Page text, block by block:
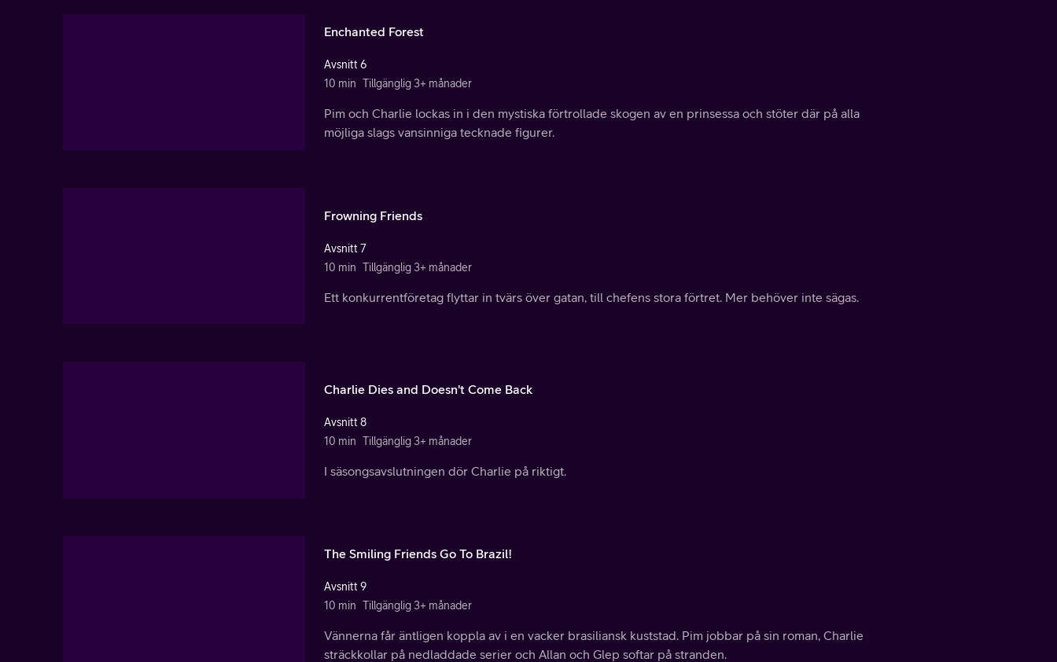
Enchanted Forest
Avsnitt 6
10 min Tillgänglig 3+ månader
Pim och Charlie lockas in i den mystiska förtrollade skogen av en prinsessa och stöter där på alla
möjliga slags vansinniga tecknade figurer.
Frowning Friends
Avsnitt 7
10 min Tillgänglig 3+ månader
Ett konkurrentföretag flyttar in tvärs över gatan, till chefens stora förtret. Mer behöver inte sägas.
Charlie Dies and Doesn't Come Back
Avsnitt 8
10 min Tillgänglig 3+ månader
I säsongsavslutningen dör Charlie på riktigt.
The Smiling Friends Go To Brazil!
Avsnitt 9
10 min Tillgänglig 3+ månader
Vännerna får äntligen koppla av i en vacker brasiliansk kuststad. Pim jobbar på sin roman, Charlie
sträckkollar på nedladdade serier och Allan och Glep softar på stranden.